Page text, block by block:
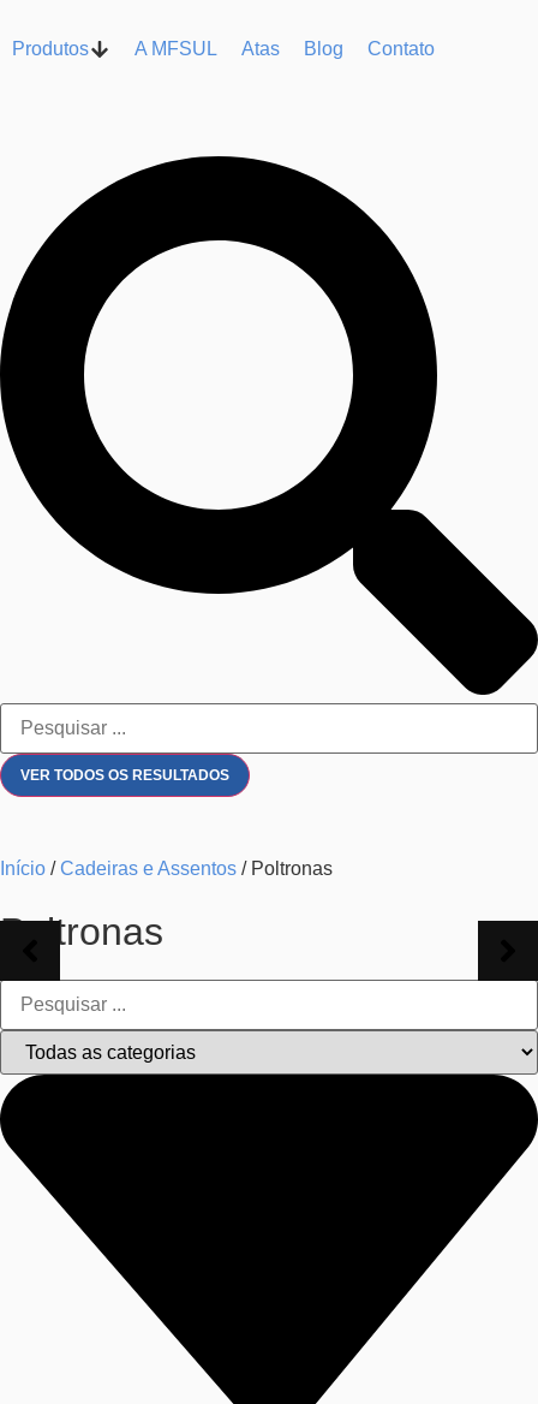
Produtos A MFSUL Atas Blog Contato
VER TODOS OS RESULTADOS
Início /Cadeiras e Assentos / Poltronas
Poltronas